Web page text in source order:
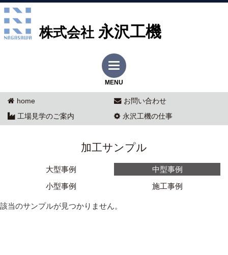
株式会社 永沢工機
MENU
home
お問い合わせ
工場見学のご案内
永沢工機の仕事
加工サンプル
大型事例
中型事例
小型事例
施工事例
該当のサンプルが見つかりません。